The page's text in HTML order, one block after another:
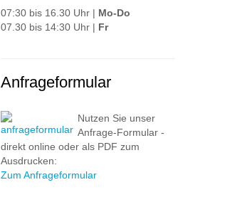
07:30 bis 16.30 Uhr | Mo-Do
07.30 bis 14:30 Uhr | Fr
Anfrageformular
Nutzen Sie unser
Anfrage-Formular -
direkt online oder als PDF zum
Ausdrucken:
Zum Anfrageformular